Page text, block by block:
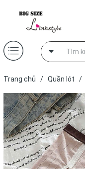
Trang chủ / Quần lót /